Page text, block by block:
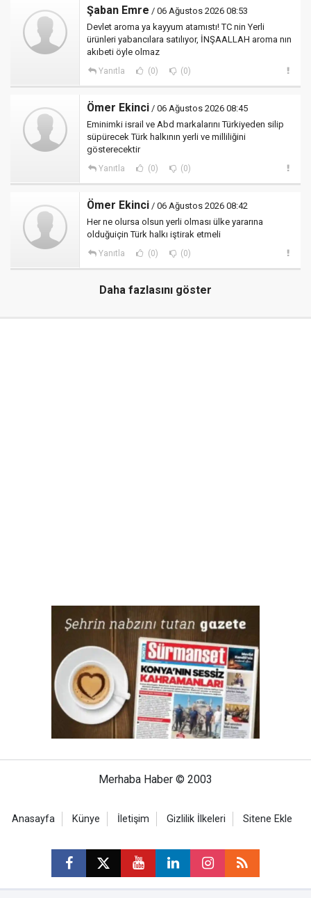
Şaban Emre / 06 Ağustos 2026 08:53
Devlet aroma ya kayyum atamıstı! TC nin Yerli
ürünleri yabancılara satılıyor, İNŞAALLAH aroma nın
akıbeti öyle olmaz
Yanıtla (0) (0)
Ömer Ekinci / 06 Ağustos 2026 08:45
Eminimki israil ve Abd markalarını Türkiyeden silip
süpürecek Türk halkının yerli ve milliliğini
gösterecektir
Yanıtla (0) (0)
Ömer Ekinci / 06 Ağustos 2026 08:42
Her ne olursa olsun yerli olması ülke yararına
olduğuiçin Türk halkı iştirak etmeli
Yanıtla (0) (0)
Daha fazlasını göster
Merhaba Haber © 2003
Anasayfa Künye İletişim Gizlilik İlkeleri Sitene Ekle